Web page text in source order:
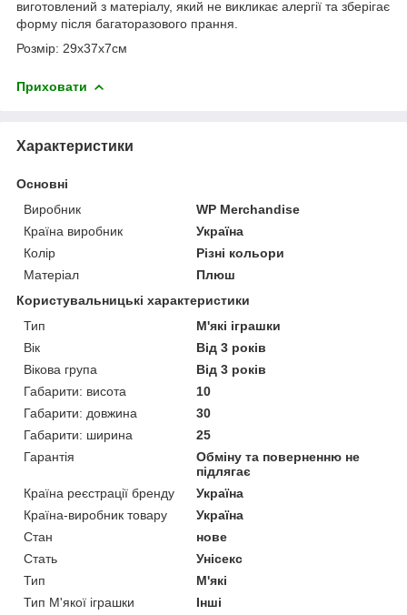
виготовлений з матеріалу, який не викликає алергії та зберігає
форму після багаторазового прання.
Розмір: 29x37x7см
Приховати
Характеристики
Основні
Виробник
WP Merchandise
Країна виробник
Україна
Колір
Різні кольори
Матеріал
Плюш
Користувальницькі характеристики
Тип
М'які іграшки
Вік
Від 3 років
Вікова група
Від 3 років
Габарити: висота
10
Габарити: довжина
30
Габарити: ширина
25
Гарантія
Обміну та поверненню не
підлягає
Країна реєстрації бренду
Україна
Країна-виробник товару
Україна
Стан
нове
Стать
Унісекс
Тип
М'які
Тип М'якої іграшки
Інші